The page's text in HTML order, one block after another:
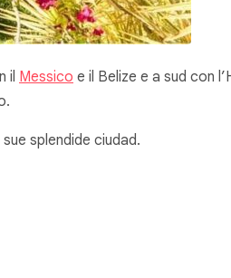
il Messico e il Belize e a sud con
splendide ciudad.